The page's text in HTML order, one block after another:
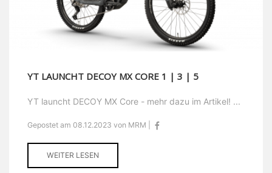
YT LAUNCHT DECOY MX CORE 1 | 3 | 5
YT launcht DECOY MX Core - mehr dazu im Artikel! ...
Gepostet am 08.12.2023 von MRM |
WEITER LESEN